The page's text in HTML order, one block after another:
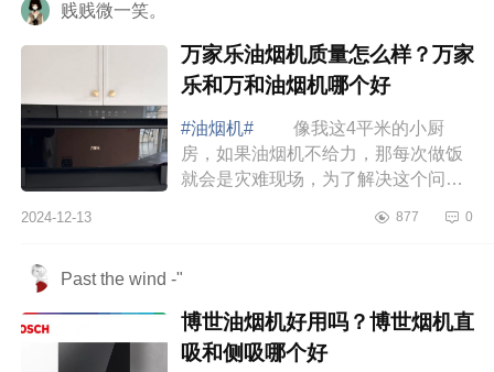
贱贱微一笑。
万家乐油烟机质量怎么样？万家
乐和万和油烟机哪个好
#油烟机#
像我这4平米的小厨
房，如果油烟机不给力，那每次做饭
就会是灾难现场，为了解决这个问
乐油烟机，下面小编为大家介绍下万
2024-12-13 877 0
Past the wind -"
博世油烟机好用吗？博世烟机直
吸和侧吸哪个好